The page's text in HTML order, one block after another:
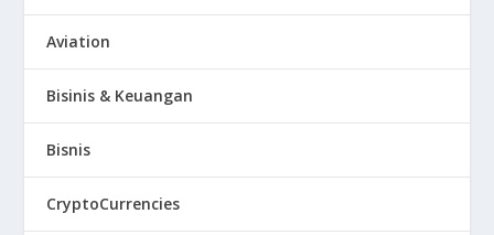
Aviation
Bisinis & Keuangan
Bisnis
CryptoCurrencies